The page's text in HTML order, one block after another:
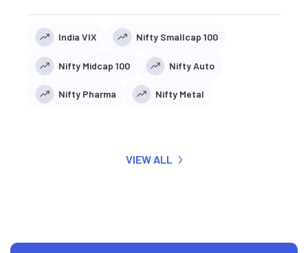
India VIX Nifty Smallcap 100
Nifty Midcap 100 Nifty Auto
Nifty Pharma Nifty Metal
VIEW ALL